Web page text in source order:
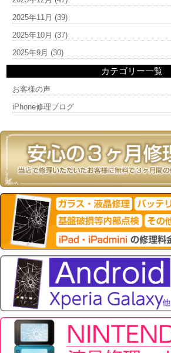
2025年11月 (39)
2025年10月 (37)
2025年9月 (30)
カテゴリー一覧
お客様の声
iPhone修理ブログ